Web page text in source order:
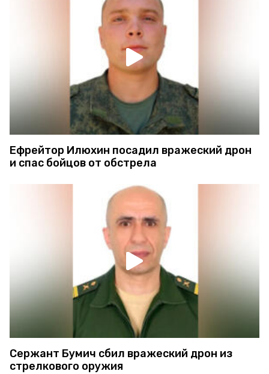
Ефрейтор Илюхин посадил вражеский дрон
и спас бойцов от обстрела
Сержант Бумич сбил вражеский дрон из
стрелкового оружия